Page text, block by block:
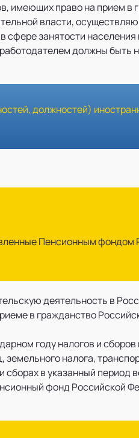
имеющих право на прием в
власти,
сфере занятости
должны быть
должностей)
Пенсионным фондом
деятельность в
в гражданство
году налогов и сборов
налога,
в указанный период
фонд Российской